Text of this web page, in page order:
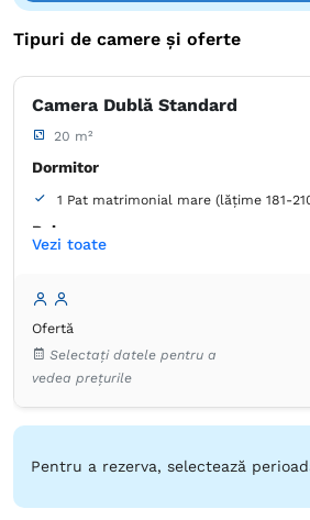
Tipuri de camere și oferte
Camera Dublă Standard
20 m²
Dormitor
1 Pat matrimonial mare (lățime 181-
Baie
Pat extra lung
TV cu ecran plat
Izolare fonică
Pardoseală de lemn sau parchet
Chiuvetă joasă
Oglindă
Uscător
Vezi toate
Ofertă
Selectați datele pentru a
vedea prețurile
Pentru a rezerva, selectează